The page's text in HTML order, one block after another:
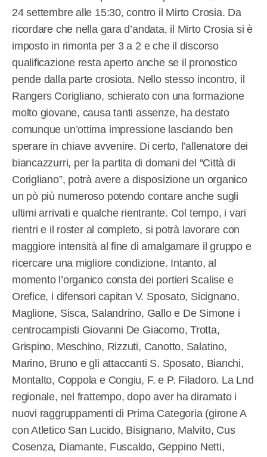
24 settembre alle 15:30, contro il Mirto Crosia. Da
ricordare che nella gara d’andata, il Mirto Crosia si è
imposto in rimonta per 3 a 2 e che il discorso
qualificazione resta aperto anche se il pronostico
pende dalla parte crosiota. Nello stesso incontro, il
Rangers Corigliano, schierato con una formazione
molto giovane, causa tanti assenze, ha destato
comunque un’ottima impressione lasciando ben
sperare in chiave avvenire. Di certo, l’allenatore dei
biancazzurri, per la partita di domani del “Città di
Corigliano”, potrà avere a disposizione un organico
un pò più numeroso potendo contare anche sugli
ultimi arrivati e qualche rientrante. Col tempo, i vari
rientri e il roster al completo, si potrà lavorare con
maggiore intensità al fine di amalgamare il gruppo e
ricercare una migliore condizione. Intanto, al
momento l’organico consta dei portieri Scalise e
Orefice, i difensori capitan V. Sposato, Sicignano,
Maglione, Sisca, Salandrino, Gallo e De Simone i
centrocampisti Giovanni De Giacomo, Trotta,
Grispino, Meschino, Rizzuti, Canotto, Salatino,
Marino, Bruno e gli attaccanti S. Sposato, Bianchi,
Montalto, Coppola e Congiu, F. e P. Filadoro. La Lnd
regionale, nel frattempo, dopo aver ha diramato i
nuovi raggruppamenti di Prima Categoria (girone A
con Atletico San Lucido, Bisignano, Malvito, Cus
Cosenza, Diamante, Fuscaldo, Geppino Netti,